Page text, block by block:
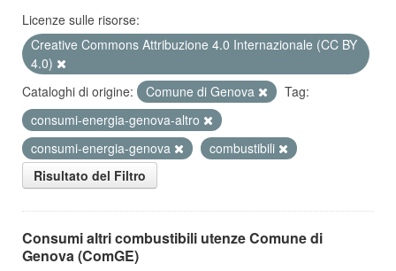
Licenze sulle risorse:
Creative Commons Attribuzione 4.0 Internazionale (CC BY
4.0)
Cataloghi di origine:
Comune di Genova
Tag:
consumi-energia-genova-altro
consumi-energia-genova
combustibili
Risultato del Filtro
Consumi altri combustibili utenze Comune di
Genova (ComGE)